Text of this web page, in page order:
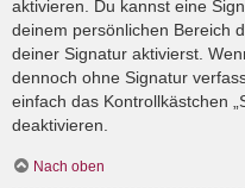
aktivieren. Du kannst eine
deinem persönlichen Bereich
deiner Signatur aktivierst.
dennoch ohne Signatur
einfach das Kontrollkästchen
deaktivieren.
Nach oben